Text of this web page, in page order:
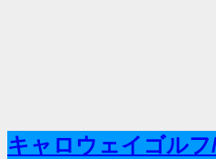
キャロウェイゴル